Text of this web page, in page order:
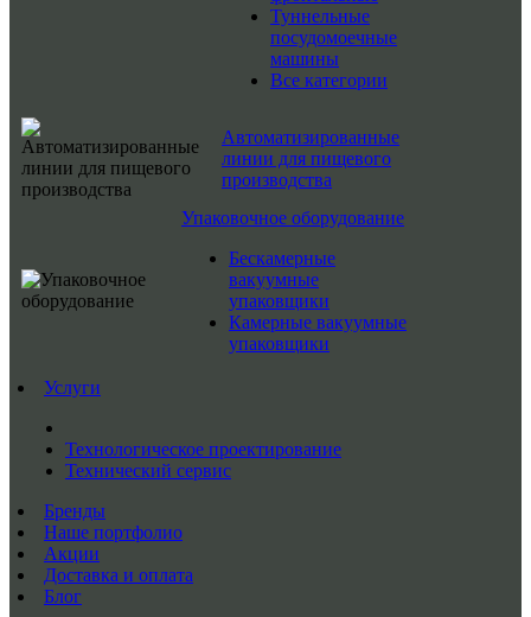
Туннельные
посудомоечные
машины
Все категории
Автоматизированные
линии для пищевого
производства
Упаковочное оборудование
Бескамерные
вакуумные
упаковщики
Камерные вакуумные
упаковщики
Услуги
Технологическое проектирование
Технический сервис
Бренды
Наше портфолио
Акции
Доставка и оплата
Блог